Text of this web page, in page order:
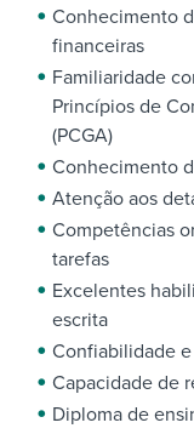
Conhecimento
financeiras
Familiaridade
Princípios de
(PCGA)
Conhecimento
Atenção aos
Competências
tarefas
Excelentes
escrita
Confiabilidade
Capacidade de
Diploma de